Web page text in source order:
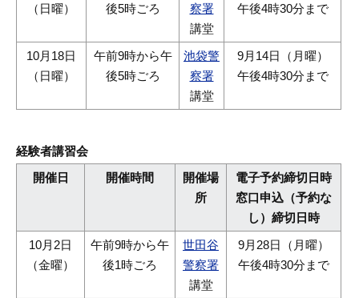
（日曜）
後5時ごろ
察署
講堂
午後4時30分まで
10月18日
（日曜）
午前9時から午
後5時ごろ
池袋警
察署
講堂
9月14日（月曜）
午後4時30分まで
経験者講習会
開催日
開催時間
開催場
所
電子予約締切日時
窓口申込（予約な
し）締切日時
10月2日
（金曜）
午前9時から午
後1時ごろ
世田谷
警察署
講堂
9月28日（月曜）
午後4時30分まで